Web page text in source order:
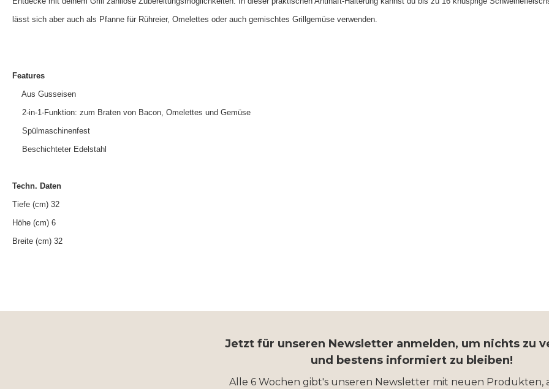
lässt sich aber auch als Pfanne für Rühreier, Omelettes oder auch gemischtes Grillgemüse verwenden.
Features
Aus Gusseisen
2-in-1-Funktion: zum Braten von Bacon, Omelettes und Gemüse
Spülmaschinenfest
Beschichteter Edelstahl
Techn. Daten
Tiefe (cm) 32
Höhe (cm) 6
Breite (cm) 32
Jetzt für unseren Newsletter anmelden, um nichts zu
und bestens informiert zu bleiben!
Alle 6 Wochen gibt's unseren Newsletter mit neuen Produkten,